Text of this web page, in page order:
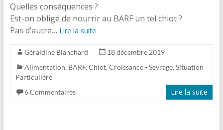
Quelles conséquences ?
Est-on obligé de nourrir au BARF un tel chiot ?
Pas d’autre… Lire la suite
Géraldine Blanchard
18 décembre 2019
Alimentation, BARF, Chiot, Croissance - Sevrage, Situation
Particulière
6 Commentaires
Lire la suite